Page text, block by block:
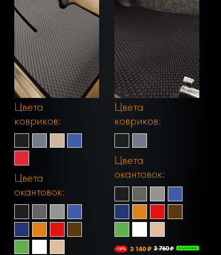
Цвета
ковриков:
Цвета
окантовок:
Цвета
ковриков:
Цвета
окантовок:
-16% 3 140 ₽ 3 760 ₽ В НАЛИЧИИ